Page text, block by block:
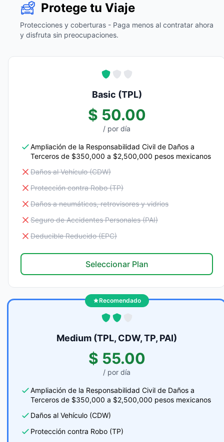
Protege tu Viaje
Protecciones y coberturas - Paga menos al contratar ahora
y disfruta sin preocupaciones.
Basic (TPL)
$ 50.00
/ por día
Ampliación de la Responsabilidad Civil de Daños a
Terceros de $350,000 a $2,500,000 pesos mexicanos
Daños al Vehículo (CDW)
Protección contra Robo (TP)
Daños a neumáticos, retrovisores y vidrios
Seguro de Accidentes Personales (PAI)
Deducible Reducido (EPC)
Seleccionar Plan
Recomendado
Medium (TPL, CDW, TP, PAI)
$ 55.00
/ por día
Ampliación de la Responsabilidad Civil de Daños a
Terceros de $350,000 a $2,500,000 pesos mexicanos
Daños al Vehículo (CDW)
Protección contra Robo (TP)